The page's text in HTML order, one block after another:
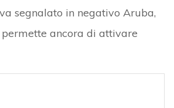
segnalato in negativo Aruba,
ancora di attivare